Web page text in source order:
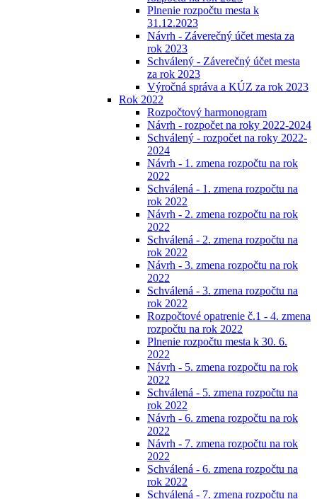
Plnenie rozpočtu mesta k
31.12.2023
Návrh - Záverečný účet mesta za
rok 2023
Schválený - Záverečný účet mesta
za rok 2023
Výročná správa a KÚZ za rok 2023
Rok 2022
Rozpočtový harmonogram
Návrh - rozpočet na roky 2022-2024
Schválený - rozpočet na roky 2022-
2024
Návrh - 1. zmena rozpočtu na rok
2022
Schválená - 1. zmena rozpočtu na
rok 2022
Návrh - 2. zmena rozpočtu na rok
2022
Schválená - 2. zmena rozpočtu na
rok 2022
Návrh - 3. zmena rozpočtu na rok
2022
Schválená - 3. zmena rozpočtu na
rok 2022
Rozpočtové opatrenie č.1 - 4. zmena
rozpočtu na rok 2022
Plnenie rozpočtu mesta k 30. 6.
2022
Návrh - 5. zmena rozpočtu na rok
2022
Schválená - 5. zmena rozpočtu na
rok 2022
Návrh - 6. zmena rozpočtu na rok
2022
Návrh - 7. zmena rozpočtu na rok
2022
Schválená - 6. zmena rozpočtu na
rok 2022
Schválená - 7. zmena rozpočtu na